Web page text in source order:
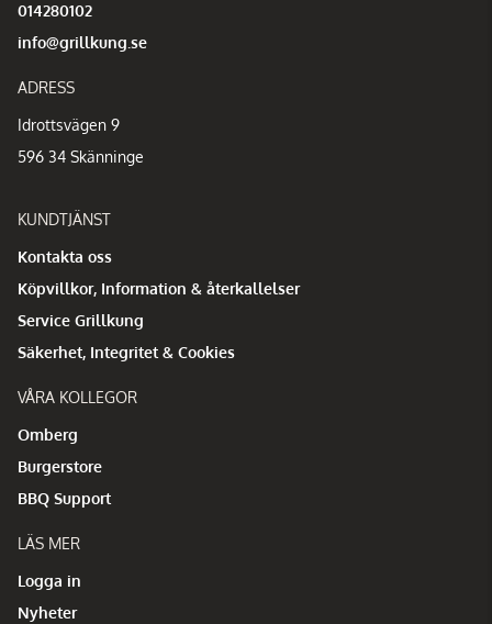
014280102
info@grillkung.se
ADRESS
Idrottsvägen 9
596 34 Skänninge
KUNDTJÄNST
Kontakta oss
Köpvillkor, Information & återkallelser
Service Grillkung
Säkerhet, Integritet & Cookies
VÅRA KOLLEGOR
Omberg
Burgerstore
BBQ Support
LÄS MER
Logga in
Nyheter